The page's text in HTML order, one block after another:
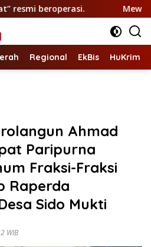
Mewakili Cek
Regional EkBis HuKrim
Ahmad
Paripurna
Fraksi-Fraksi
Raperda
Sido Mukti
WIB